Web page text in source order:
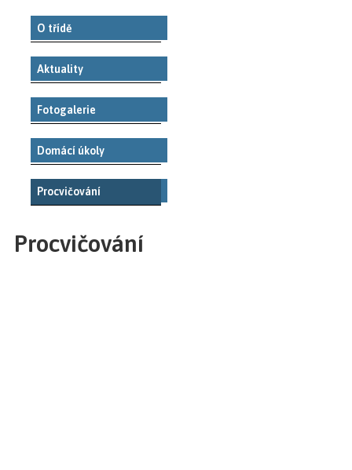
O třídě
Aktuality
Fotogalerie
Domácí úkoly
Procvičování
Procvičování